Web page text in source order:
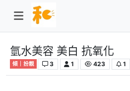
氫水美容 美白 抗氧化
傾｜扮靚 3 1 423 1